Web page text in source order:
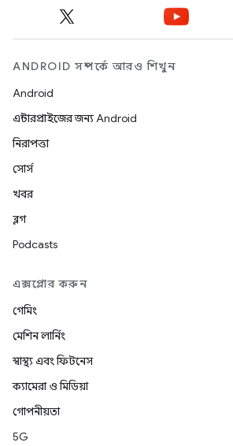
ANDROID সম্পর্কে আরও শিখুন
Android
এন্টারপ্রাইজের জন্য Android
নিরাপত্তা
সোর্স
খবর
ব্লগ
Podcasts
এক্সপ্লোর করুন
গেমিং
মেশিন লার্নিং
স্বাস্থ্য এবং ফিটনেস
ক্যামেরা ও মিডিয়া
গোপনীয়তা
5G